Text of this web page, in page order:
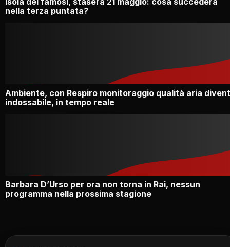
nella terza puntata?
Ambiente, con Respiro monitoraggio qualità aria
indossabile, in tempo reale
Barbara D’Urso per ora non torna in Rai, nessun
programma nella prossima stagione